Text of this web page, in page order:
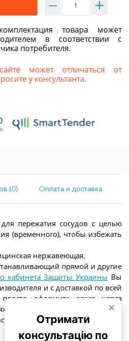
товара может
в соответствии с
потребителя.
может отличаться от
у консультанта.
(0) Оплата и доставка
пережатия сосудов с целью
(временного), чтобы избежать
нержавеющая.
прямой и другие
кабинета Защиты Украины Вы
и с доставкой по всей
оформите заказ через
с нашими менеджерами,
необходимую информацию.